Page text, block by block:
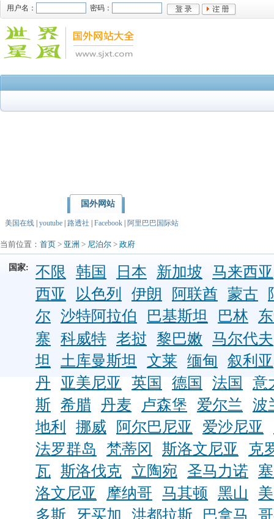
用户名： 密码：
国外网站
美国在线 youtube 路透社 Facebook 阿里巴巴国际站
当前位置： 首页 > 亚洲 > 尼泊尔 > 政府
国家: 不限 韩国 日本 新加坡
马来西亚
西亚
以色列 伊朗 阿联酋 蒙古
尔
沙特阿拉伯 巴基斯坦 巴林
寨
科威特 老挝 黎巴嫩
马尔代夫
坦
土库曼斯坦 文莱 缅甸
叙利亚
丹
亚美尼亚 英国 德国 法国
意
斯 希腊 丹麦 卢森堡 爱尔兰
波
地利
挪威 阿尔巴尼亚 爱沙尼亚
法罗群岛
梵蒂冈 斯洛文尼亚
克
瓦 斯洛伐克 立陶宛 圣马力诺
洛文尼亚
摩纳哥 马其顿 黑山
多斯
牙买加 洪都拉斯 巴拿马